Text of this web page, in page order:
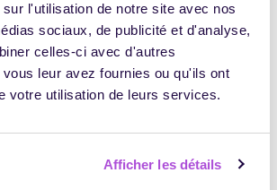
l'utilisation de notre site avec nos
sociaux, de publicité et d'analyse,
celles-ci avec d'autres
leur avez fournies ou qu'ils ont
votre utilisation de leurs services.
Afficher les détails
la préparation et la mise en place sont
ses atouts, tout dépend de vos
préférences !